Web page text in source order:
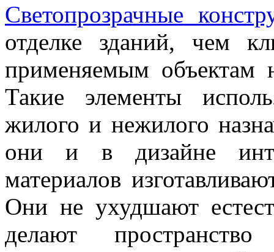
Светопрозрачные
отделке зданий, чем
применяемым объектам
Такие элементы
жилого и нежилого
они и в дизайне
материалов
Они не ухудшают
делают